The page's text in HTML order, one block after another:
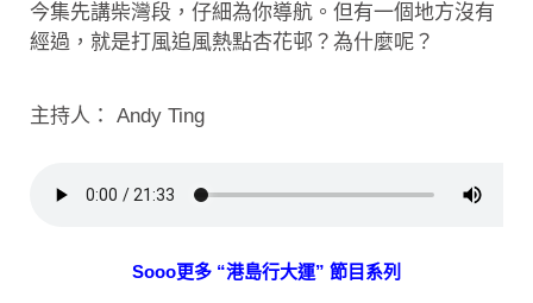
今集先講柴灣段，仔細為你導航。但有一個地方沒有
經過，就是打風追風熱點杏花邨？為什麼呢？
主持人： Andy Ting
Sooo更多 “港島行大運” 節目系列